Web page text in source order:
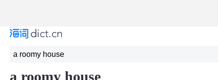
a roomy house